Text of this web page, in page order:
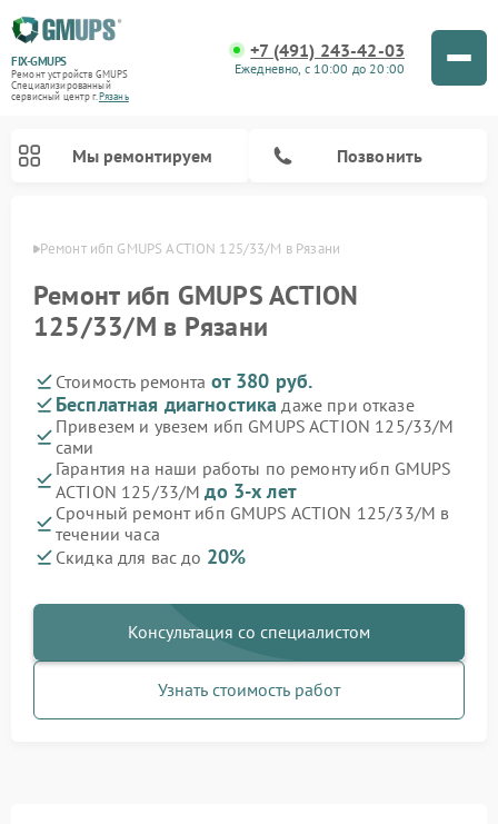
FIX-GMUPS
Ремонт устройств GMUPS
Специализированный
cервисный центр г.Рязань
+7 (491) 243-42-03
Ежедневно, с 10:00 до 20:00
Мы ремонтируем Позвонить
Ремонт ибп GMUPS ACTION 125/33/M в Рязани
Ремонт ибп GMUPS ACTION
125/33/M в Рязани
Стоимость ремонта от 380 руб.
Бесплатная диагностика даже при отказе
Привезем и увезем ибп GMUPS ACTION 125/33/M
сами
Гарантия на наши работы по ремонту ибп GMUPS
ACTION 125/33/Mдо 3-х лет
Срочный ремонт ибп GMUPS ACTION 125/33/M в
течении часа
Скидка для вас до 20%
Консультация со специалистом
Узнать стоимость работ